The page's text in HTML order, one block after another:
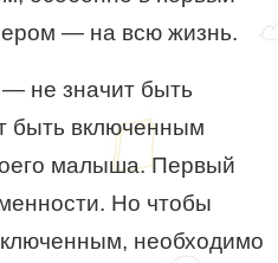
— на всю жизнь.
не значит быть
быть включенным
малыша. Первый
Но чтобы
необходимо